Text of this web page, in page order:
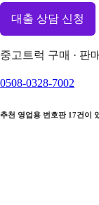
대출 상담 신청
중고트럭 구매 · 판
0508-0328-7002
추천 영업용 번호판 17건이